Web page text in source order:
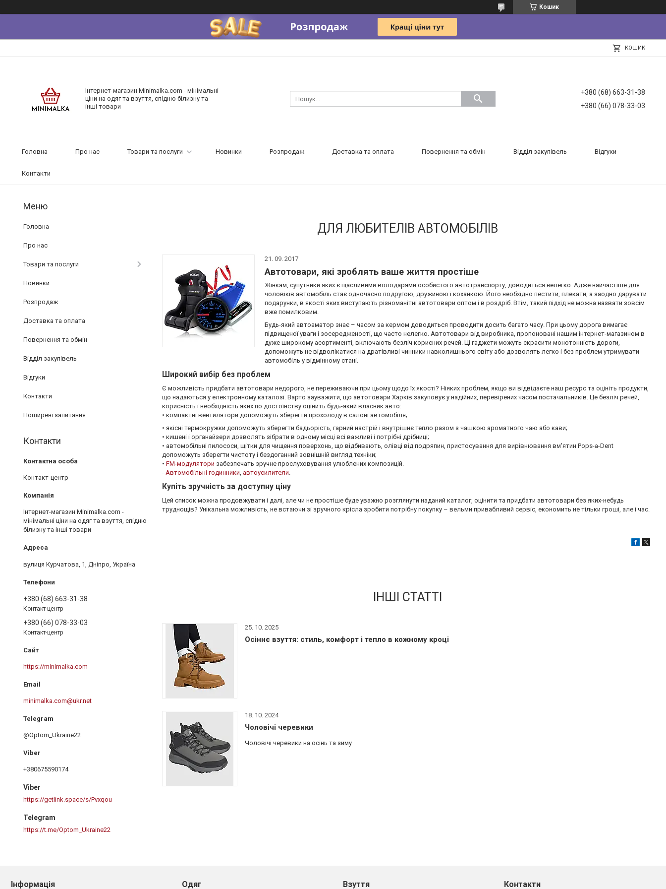
Кошик
КОШИК
Інтернет-магазин Minimalka.com - мінімальні
ціни на одяг та взуття, спідню білизну та
інші товари
+380 (68) 663-31-38
+380 (66) 078-33-03
Головна Про нас Товари та послуги Новинки Розпродаж Доставка та оплата Повернення та обмін Відділ закупівель Відгуки
Контакти
ДЛЯ ЛЮБИТЕЛІВ АВТОМОБІЛІВ
21. 09. 2017
Автотовари, які зроблять ваше життя простіше
Жінкам, супутники яких є щасливими володарями особистого автотранспорту, доводиться нелегко. Адже найчастіше для
чоловіків автомобіль стає одночасно подругою, дружиною і коханкою. Його необхідно пестити, плекати, а заодно дарувати
подарунки, в якості яких виступають різноманітні автотовари оптом і в роздріб. Втім, такий підхід не можна назвати зовсім
вже помилковим.
Будь-який автоаматор знає – часом за кермом доводиться проводити досить багато часу. При цьому дорога вимагає
підвищеної уваги і зосередженості, що часто нелегко. Автотовари від виробника, пропоновані нашим інтернет-магазином в
дуже широкому асортименті, включають безліч корисних речей. Ці гаджети можуть скрасити монотонність дороги,
допоможуть не відволікатися на дратівливі чинники навколишнього світу або дозволять легко і без проблем утримувати
автомобіль у відмінному стані.
Широкий вибір без проблем
Є можливість придбати автотовари недорого, не переживаючи при цьому щодо їх якості? Ніяких проблем, якщо ви відвідаєте наш ресурс та оцініть продукти,
що надаються у електронному каталозі. Варто зауважити, що автотовари Харків закуповує у надійних, перевірених часом постачальників. Це безліч речей,
корисність і необхідність яких по достоїнству оцінить будь-який власник авто:
• компактні вентилятори допоможуть зберегти прохолоду в салоні автомобіля;
• якісні термокружки допоможуть зберегти бадьорість, гарний настрій і внутрішнє тепло разом з чашкою ароматного чаю або кави;
• кишені і органайзери дозволять зібрати в одному місці всі важливі і потрібні дрібниці;
• автомобільні пилососи, щітки для чищення поверхонь, що відбивають, олівці від подряпин, пристосування для вирівнювання вм'ятин Pops-a-Dent
допоможуть зберегти чистоту і бездоганний зовнішній вигляд техніки;
• FM-модулятори забезпечать зручне прослуховування улюблених композицій.
- Автомобільні годинники, автоусилители.
Купіть зручність за доступну ціну
Цей список можна продовжувати і далі, але чи не простіше буде уважно розглянути наданий каталог, оцінити та придбати автотовари без яких-небудь
труднощів? Унікальна можливість, не встаючи зі зручного крісла зробити потрібну покупку – вельми привабливий сервіс, економить не тільки гроші, але і час.
ІНШІ СТАТТІ
25. 10. 2025
Осіннє взуття: стиль, комфорт і тепло в кожному кроці
18. 10. 2024
Чоловічі черевики
Чоловічі черевики на осінь та зиму
Головна
Про нас
Товари та послуги
Новинки
Розпродаж
Доставка та оплата
Повернення та обмін
Відділ закупівель
Відгуки
Контакти
Поширені запитання
Контакти
Контакт-центр
Інтернет-магазин Minimalka.com -
мінімальні ціни на одяг та взуття, спідню
білизну та інші товари
вулиця Курчатова, 1, Дніпро, Україна
+380 (68) 663-31-38
Контакт-центр
+380 (66) 078-33-03
Контакт-центр
https://minimalka.com
minimalka.com@ukr.net
@Optom_Ukraine22
+380675590174
Viber
https://getlink.space/s/Pvxqou
Telegram
https://t.me/Optom_Ukraine22
Інформація Одяг Взуття Контакти